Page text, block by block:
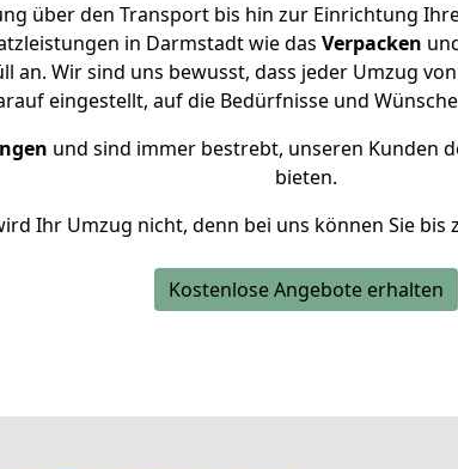
über den Transport bis hin zur Einrichtung
in Darmstadt wie das Verpacken
an. Wir sind uns bewusst, dass jeder Umzug
eingestellt, auf die Bedürfnisse und
und sind immer bestrebt, unseren Kunden
bieten.
Ihr Umzug nicht, denn bei uns können Sie bis
Kostenlose Angebote erhalten